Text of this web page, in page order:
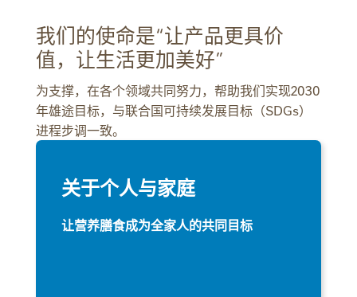
我们的使命是“让产品更具价
值，让生活更加美好”
为支撑，在各个领域共同努力，帮助我们实现2030
年雄途目标，与联合国可持续发展目标（SDGs）
进程步调一致。
关于个人与家庭
让营养膳食成为全家人的共同目标